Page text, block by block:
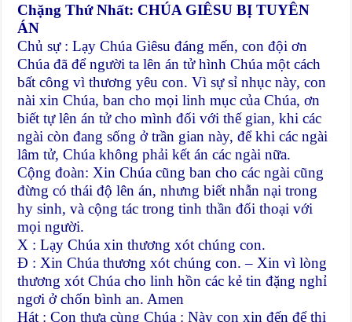
Chặng Thứ Nhất: CHÚA GIÊSU BỊ TUYÊN
ÁN
Chủ sự : Lạy Chúa Giêsu đáng mến, con đội ơn
Chúa đã để người ta lên án tử hình Chúa một cách
bất công vì thương yêu con. Vì sự sỉ nhục này, con
nài xin Chúa, ban cho mọi linh mục của Chúa, ơn
biết tự lên án tử cho mình đối với thế gian, khi các
ngài còn đang sống ở trần gian này, để khi các ngài
lâm tử, Chúa không phải kết án các ngài nữa.
Cộng đoàn: Xin Chúa cũng ban cho các ngài cũng
đừng có thái độ lên án, nhưng biết nhẫn nại trong
hy sinh, và cộng tác trong tinh thần đối thoại với
mọi người.
X : Lạy Chúa xin thương xót chúng con.
Đ : Xin Chúa thương xót chúng con. – Xin vì lòng
thương xót Chúa cho linh hồn các kẻ tin đặng nghỉ
ngơi ở chốn bình an. Amen
Hát : Con thưa cùng Chúa : Này con xin đến để thi